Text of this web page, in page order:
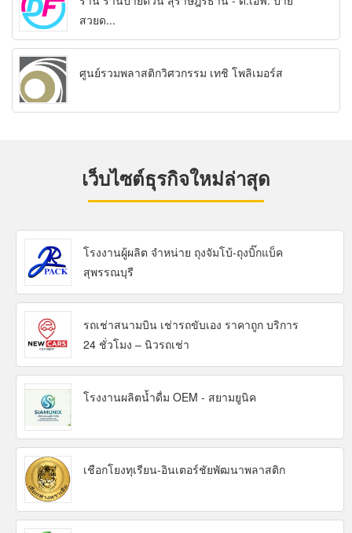
สวยด...
ศูนย์รวมพลาสติกวิศวกรรม เทชิ โพลิเมอร์ส
เว็บไซต์ธุรกิจใหม่ล่าสุด
โรงงานผู้ผลิต จำหน่าย ถุงจัมโบ้-ถุงบิ๊กแบ็ค
สุพรรณบุรี
รถเช่าสนามบิน เช่ารถขับเอง ราคาถูก บริการ
24 ชั่วโมง – นิวรถเช่า
โรงงานผลิตน้ำดื่ม OEM - สยามยูนิค
เชือกโยงทุเรียน-อินเตอร์ชัยพัฒนาพลาสติก